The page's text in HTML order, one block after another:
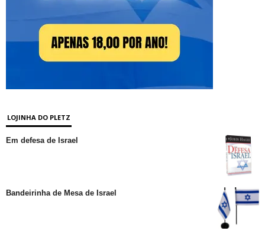
LOJINHA DO PLETZ
Em defesa de Israel
Bandeirinha de Mesa de Israel